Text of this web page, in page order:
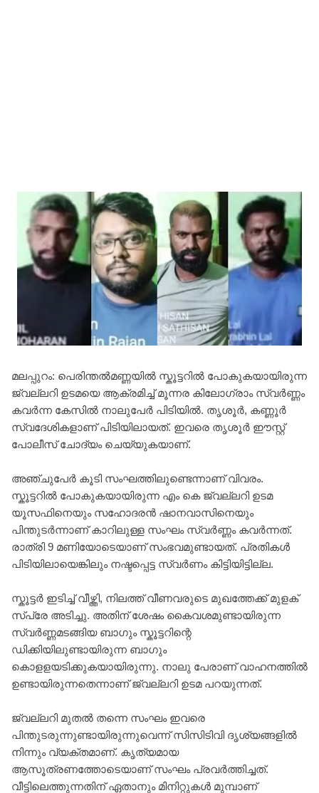
മലപ്പുറം: പെരിന്തൽമണ്ണയിൽ സ്കൂട്ടറിൽ പോകുകയായിരുന്ന
ജ്വല്ലറി ഉടമയെ ആക്രമിച്ച് മൂന്നര കിലോഗ്രാം സ്വർണ്ണം
കവർന്ന കേസിൽ നാലുപേർ പിടിയിൽ. തൃശൂർ, കണ്ണൂർ
സ്വദേശികളാണ് പിടിയിലായത്. ഇവരെ തൃശൂർ ഈസ്റ്റ്
പോലീസ് ചോദ്യം ചെയ്യുകയാണ്.
അഞ്ചുപേർ കൂടി സംഘത്തിലുണ്ടെന്നാണ് വിവരം.
സ്കൂട്ടറിൽ പോകുകയായിരുന്ന എം കെ ജ്വല്ലറി ഉടമ
യൂസഫിനെയും സഹോദരൻ ഷാനവാസിനെയും
പിന്തുടർന്നാണ് കാറിലുള്ള സംഘം സ്വർണ്ണം കവർന്നത്.
രാത്രി 9 മണിയോടെയാണ് സംഭവമുണ്ടായത്. പ്രതികൾ
പിടിയിലായെങ്കിലും നഷ്ടപ്പെട്ട സ്വർണം കിട്ടിയിട്ടില്ല.
സ്കൂട്ടർ ഇടിച്ച് വീഴ്ത്തി, നിലത്ത് വീണവരുടെ മുഖത്തേക്ക് മുളക്
സ്പ്രേ അടിച്ചു. അതിന് ശേഷം കൈവശമുണ്ടായിരുന്ന
സ്വർണ്ണമടങ്ങിയ ബാഗും സ്കൂട്ടറിന്റെ
ഡിക്കിയിലുണ്ടായിരുന്ന ബാഗും
കൊളളയടിക്കുകയായിരുന്നു. നാലു പേരാണ് വാഹനത്തിൽ
ഉണ്ടായിരുന്നതെന്നാണ് ജ്വല്ലറി ഉടമ പറയുന്നത്.
ജ്വല്ലറി മുതൽ തന്നെ സംഘം ഇവരെ
പിന്തുടരുന്നുണ്ടായിരുന്നുവെന്ന് സിസിടിവി ദൃശ്യങ്ങളിൽ
നിന്നും വ്യക്തമാണ്. കൃത്യമായ
ആസൂത്രണത്തോടെയാണ് സംഘം പ്രവർത്തിച്ചത്.
വീട്ടിലെത്തുന്നതിന് ഏതാനും മിനിറ്റുകൾ മുമ്പാണ്